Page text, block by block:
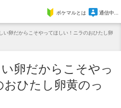
Marcheポケマルとは 通信中...
い卵だからこそやってほしい！ニラのおひたし卵
い卵だからこそやっ
ひたし卵黄のっ